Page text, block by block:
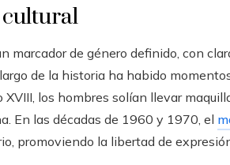
marcador de género definido, con
de la historia ha habido
los hombres solían llevar
En las décadas de 1960 y 1970, el
promoviendo la libertad de